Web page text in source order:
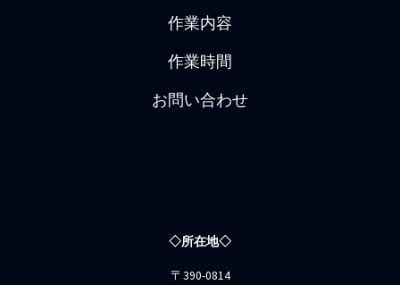
作業内容
作業時間
お問い合わせ
◇所在地◇
〒390-0814